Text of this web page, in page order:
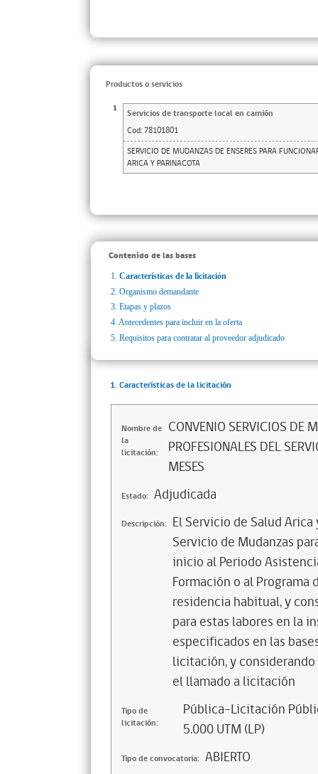
Productos o servicios
1
Servicios de transporte local en camión
Cod: 78101801
SERVICIO DE MUDANZAS DE ENSERES PARA
ARICA Y PARINACOTA
Contenido de las bases
1. Características de la licitación
2. Organismo demandante
3. Etapas y plazos
4. Antecedentes para incluir en la oferta
5. Requisitos para contratar al proveedor adjudicado
1. Características de la licitación
Nombre de
la
licitación:
CONVENIO SERVICIOS DE
PROFESIONALES DEL
MESES
Estado: Adjudicada
Descripción: El Servicio de Salud
Servicio de Mudanzas
inicio al Periodo
Formación o al
residencia habitual, y
para estas labores en la
especificados en las
licitación, y
el llamado a licitación
Tipo de
licitación:
Pública-Licitación
5.000 UTM (LP)
Tipo de convocatoria: ABIERTO